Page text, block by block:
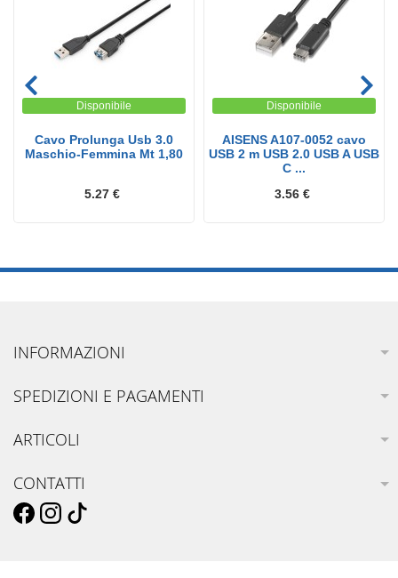
Disponibile
Cavo Prolunga Usb 3.0
Maschio-Femmina Mt 1,80
5.27 €
Disponibile
AISENS A107-0052 cavo
USB 2 m USB 2.0 USB A USB
C ...
3.56 €
INFORMAZIONI
SPEDIZIONI E PAGAMENTI
ARTICOLI
CONTATTI